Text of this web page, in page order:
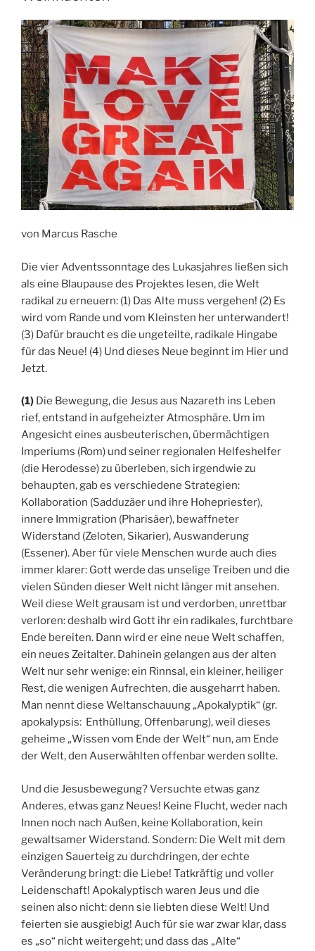
von Marcus Rasche
Die vier Adventssonntage des Lukasjahres ließen sich
als eine Blaupause des Projektes lesen, die Welt
radikal zu erneuern: (1) Das Alte muss vergehen! (2) Es
wird vom Rande und vom Kleinsten her unterwandert!
(3) Dafür braucht es die ungeteilte, radikale Hingabe
für das Neue! (4) Und dieses Neue beginnt im Hier und
Jetzt.
(1) Die Bewegung, die Jesus aus Nazareth ins Leben
rief, entstand in aufgeheizter Atmosphäre. Um im
Angesicht eines ausbeuterischen, übermächtigen
Imperiums (Rom) und seiner regionalen Helfeshelfer
(die Herodesse) zu überleben, sich irgendwie zu
behaupten, gab es verschiedene Strategien:
Kollaboration (Sadduzäer und ihre Hohepriester),
innere Immigration (Pharisäer), bewaffneter
Widerstand (Zeloten, Sikarier), Auswanderung
(Essener). Aber für viele Menschen wurde auch dies
immer klarer: Gott werde das unselige Treiben und die
vielen Sünden dieser Welt nicht länger mit ansehen.
Weil diese Welt grausam ist und verdorben, unrettbar
verloren: deshalb wird Gott ihr ein radikales, furchtbare
Ende bereiten. Dann wird er eine neue Welt schaffen,
ein neues Zeitalter. Dahinein gelangen aus der alten
Welt nur sehr wenige: ein Rinnsal, ein kleiner, heiliger
Rest, die wenigen Aufrechten, die ausgeharrt haben.
Man nennt diese Weltanschauung „Apokalyptik“ (gr.
apokalypsis: Enthüllung, Offenbarung), weil dieses
geheime „Wissen vom Ende der Welt“ nun, am Ende
der Welt, den Auserwählten offenbar werden sollte.
Und die Jesusbewegung? Versuchte etwas ganz
Anderes, etwas ganz Neues! Keine Flucht, weder nach
Innen noch nach Außen, keine Kollaboration, kein
gewaltsamer Widerstand. Sondern: Die Welt mit dem
einzigen Sauerteig zu durchdringen, der echte
Veränderung bringt: die Liebe! Tatkräftig und voller
Leidenschaft! Apokalyptisch waren Jeus und die
seinen also nicht: denn sie liebten diese Welt! Und
feierten sie ausgiebig! Auch für sie war zwar klar, dass
es „so“ nicht weitergeht; und dass das „Alte“